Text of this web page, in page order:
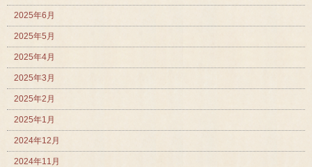
2025年6月
2025年5月
2025年4月
2025年3月
2025年2月
2025年1月
2024年12月
2024年11月